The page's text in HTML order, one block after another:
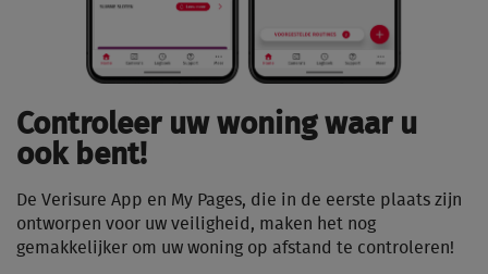
Controleer uw woning waar u
ook bent!
De Verisure App en My Pages, die in de eerste plaats zijn
ontworpen voor uw veiligheid, maken het nog
gemakkelijker om uw woning op afstand te controleren!